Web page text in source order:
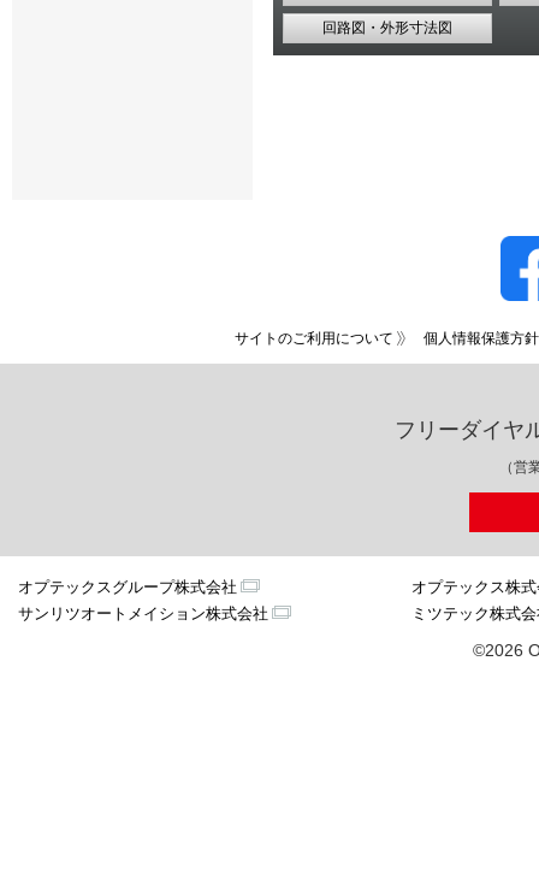
回路図・外形寸法図
サイトのご利用について 個人情報保護方針
フリーダイヤ
（営
オプテックスグループ株式会社
オプテックス株
サンリツオートメイション株式会社
ミツテック株式
©2026